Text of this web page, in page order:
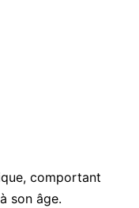
comportant
son âge.